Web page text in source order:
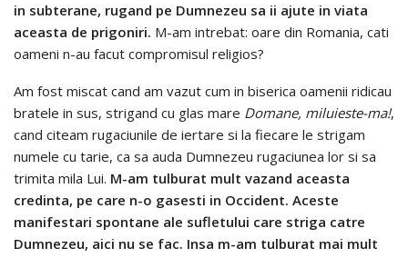
in subterane, rugand pe Dumnezeu sa ii ajute in viata
aceasta de prigoniri. M-am intrebat: oare din Romania, cati
oameni n-au facut compromisul religios?
Am fost miscat cand am vazut cum in biserica oamenii ridicau
bratele in sus, strigand cu glas mare Domane, miluieste-ma!,
cand citeam rugaciunile de iertare si la fiecare le strigam
numele cu tarie, ca sa auda Dumnezeu rugaciunea lor si sa
trimita mila Lui. M-am tulburat mult vazand aceasta
credinta, pe care n-o gasesti in Occident. Aceste
manifestari spontane ale sufletului care striga catre
Dumnezeu, aici nu se fac. Insa m-am tulburat mai mult